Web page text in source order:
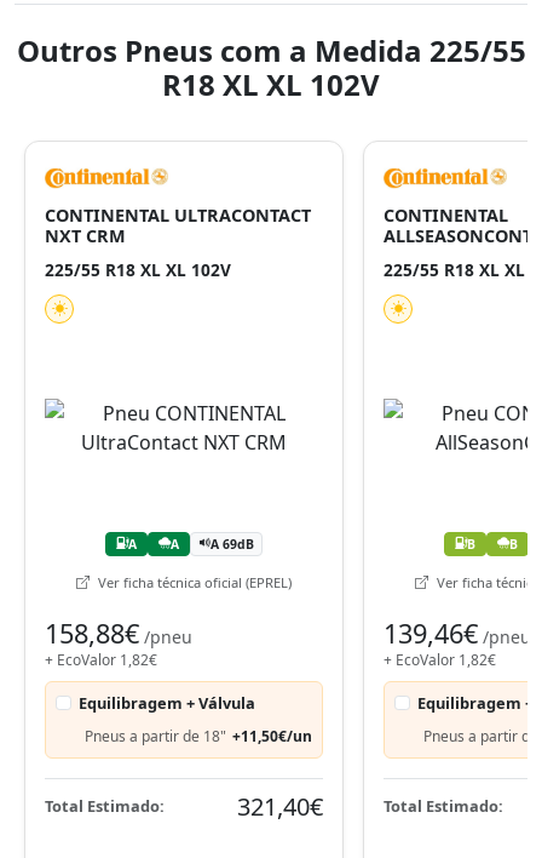
Outros Pneus com a Medida 225/55
R18 XL XL 102V
CONTINENTAL ULTRACONTACT
NXT CRM
225/55 R18 XL XL 102V
A A A 69dB
Ver ficha técnica oficial (EPREL)
158,88€ /pneu
+ EcoValor 1,82€
Equilibragem + Válvula
Pneus a partir de 18" +11,50€/un
Total Estimado: 321,40€
CONTINENTAL
225/55 R18 XL XL
B B
Ver ficha técnica
139,46€ /pneu
+ EcoValor 1,82€
Equilibragem +
Pneus a partir
Total Estimado: